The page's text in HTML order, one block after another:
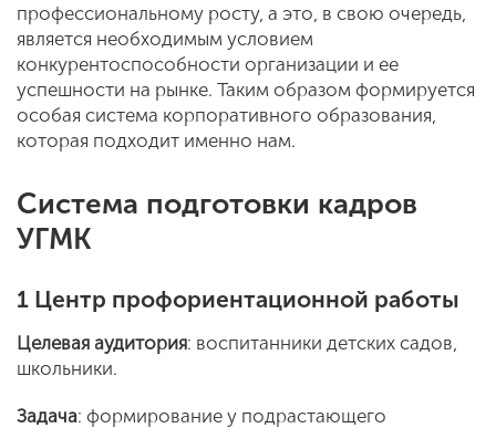
профессиональному росту, а это, в свою очередь,
является необходимым условием
конкурентоспособности организации и ее
успешности на рынке. Таким образом формируется
особая система корпоративного образования,
которая подходит именно нам.
Система подготовки кадров
УГМК
1 Центр профориентационной работы
Целевая аудитория: воспитанники детских садов,
школьники.
Задача: формирование у подрастающего